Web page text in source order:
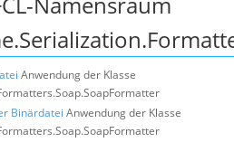
Anwendung der Klasse
Binärdatei Anwendung der Klasse